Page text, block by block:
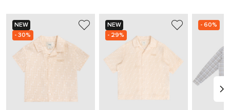
NEW
- 30%
NEW
- 29%
- 60%